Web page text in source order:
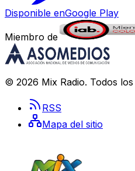
Disponible enGoogle Play
Miembro de
© 2026 Mix Radio. Todos
RSS
Mapa del sitio